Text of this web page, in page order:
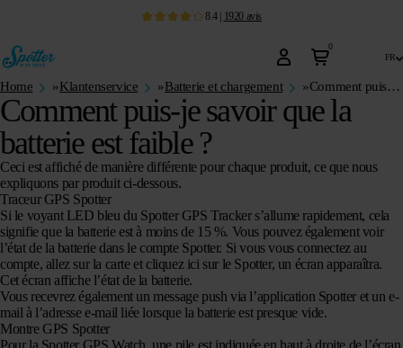
8.4| 1920 avis
0
fr
Home »Klantenservice »Batterie et chargement » Comment puis-je savoir que la batterie est faible ?
Comment puis-je savoir que la
batterie est faible ?
Ceci est affiché de manière différente pour chaque produit, ce que nous
expliquons par produit ci-dessous.
Traceur GPS Spotter
Si le voyant LED bleu du Spotter GPS Tracker s’allume rapidement, cela
signifie que la batterie est à moins de 15 %. Vous pouvez également voir
l’état de la batterie dans le compte Spotter. Si vous vous connectez au
compte, allez sur la carte et cliquez ici sur le Spotter, un écran apparaîtra.
Cet écran affiche l’état de la batterie.
Vous recevrez également un message push via l’application Spotter et un e-
mail à l’adresse e-mail liée lorsque la batterie est presque vide.
Montre GPS Spotter
Pour la Spotter GPS Watch, une pile est indiquée en haut à droite de l’écran